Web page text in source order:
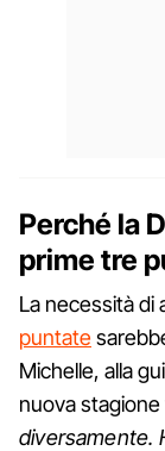
Perché la
prime tre
La necessità di
puntate
Michelle, alla
nuova stagione
diversamente.